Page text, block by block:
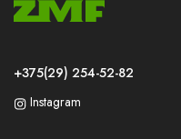
+375(29) 254-52-82
Instagram